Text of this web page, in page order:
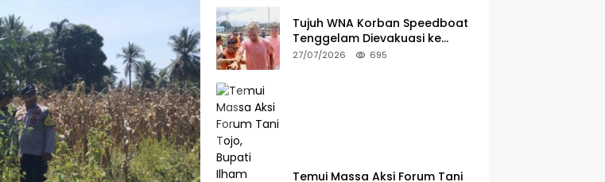
Tujuh WNA Korban Speedboat
Tenggelam Dievakuasi ke
Ampana
27/07/2026 695
Temui Massa Aksi Forum Tani